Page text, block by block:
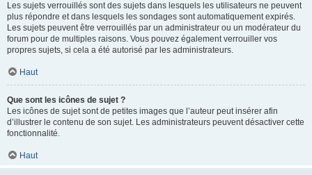
Les sujets verrouillés sont des sujets dans lesquels les utilisateurs ne peuvent
plus répondre et dans lesquels les sondages sont automatiquement expirés.
Les sujets peuvent être verrouillés par un administrateur ou un modérateur du
forum pour de multiples raisons. Vous pouvez également verrouiller vos
propres sujets, si cela a été autorisé par les administrateurs.
Haut
Que sont les icônes de sujet ?
Les icônes de sujet sont de petites images que l’auteur peut insérer afin
d’illustrer le contenu de son sujet. Les administrateurs peuvent désactiver cette
fonctionnalité.
Haut